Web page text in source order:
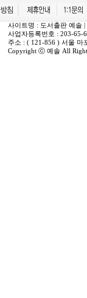
사이트명 : 도서출판 예솔
사업자등록번호 : 203-65-
주소 : ( 121-856 ) 서울 마
Copyright ⓒ 예솔 All